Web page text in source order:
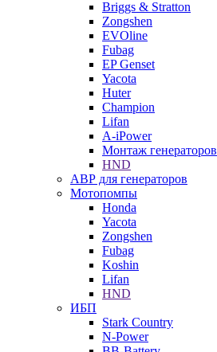
Briggs & Stratton
Zongshen
EVOline
Fubag
EP Genset
Yacota
Huter
Champion
Lifan
A-iPower
Монтаж генераторов
HND
АВР для генераторов
Мотопомпы
Honda
Yacota
Zongshen
Fubag
Koshin
Lifan
HND
ИБП
Stark Country
N-Power